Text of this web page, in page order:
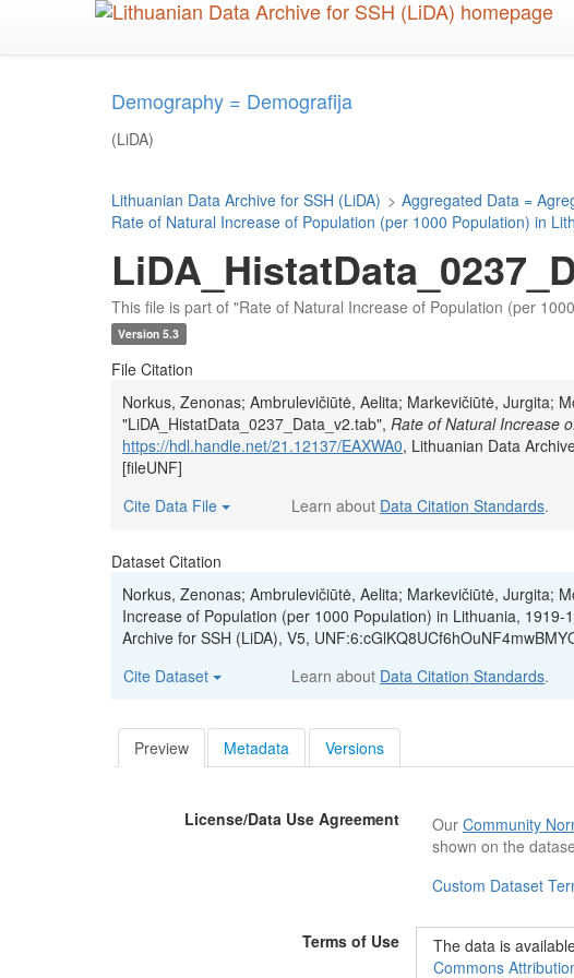
Demography = Demografija
(LiDA)
Lithuanian Data Archive for SSH (LiDA) > Aggregated Data =
Rate of Natural Increase of Population (per 1000 Population) in
This file is part of "Rate of Natural Increase of Population (per
Version 5.3
File Citation
Norkus, Zenonas; Ambrulevičiūtė, Aelita; Markevičiūtė, Jurgita;
"LiDA_HistatData_0237_Data_v2.tab", Rate of Natural Increase
https://hdl.handle.net/21.12137/EAXWA0, Lithuanian Data
[fileUNF]
Cite Data File
Learn about Data Citation Standards.
Dataset Citation
Norkus, Zenonas; Ambrulevičiūtė, Aelita; Markevičiūtė, Jurgita;
Increase of Population (per 1000 Population) in Lithuania, 1919-
Archive for SSH (LiDA), V5,
Cite Dataset
Learn about Data Citation Standards.
Preview Metadata Versions
License/Data Use Agreement Our Community
shown on the
Custom Dataset
Terms of Use The data is
Commons